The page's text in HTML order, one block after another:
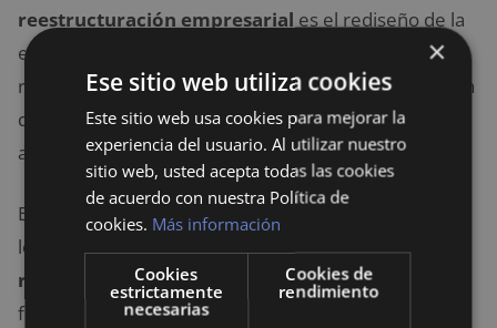
reestructuración empresarial es el rediseño de la
estructura organizativa. Esto puede implicar la
reconfiguración de los equipos de trabajo, la creación
de nuevos departamentos o la eliminación de
aquellos que ya no aportan valor a la empresa.
Es importante que este rediseño esté alineado con
los objetivos establecidos durante el proceso de
reestructuración empresarial. Los cambios deben
facilitar una gestión empresarial
×
Ese sitio web utiliza cookies
Este sitio web usa cookies para mejorar la
experiencia del usuario. Al utilizar nuestro
sitio web, usted acepta todas las cookies
de acuerdo con nuestra Política de
cookies. Más información
Cookies
estrictamente
necesarias
Cookies de
rendimiento